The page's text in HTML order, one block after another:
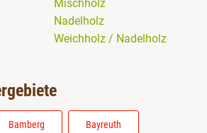
Mischholz
Nadelholz
Weichholz / Nadelholz
Bamberg Bayreuth